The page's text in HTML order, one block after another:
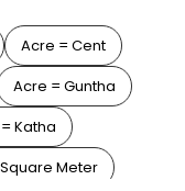
Acre = Cent
Acre = Guntha
Katha
Meter